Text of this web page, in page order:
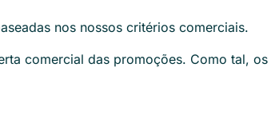
nos nossos critérios comerciais.
comercial das promoções. Como tal,